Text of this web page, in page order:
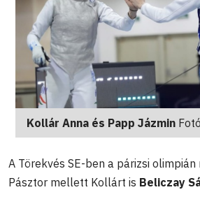
Kollár Anna és Papp Jázmin
A Törekvés SE-ben a párizsi
Pásztor mellett Kollárt is Beliczay